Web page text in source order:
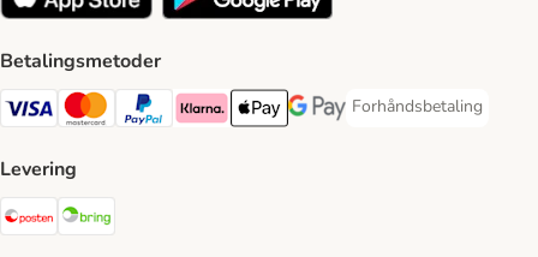
Betalingsmetoder
Visa Payment Method
Mastercard Payment Method
PayPal Payment Method
Klarna Payment Method
Apple Pay Payment Method
Google Pay Payment Method
Forhåndsbetaling
Forhåndsbetaling
Levering
Posten Shipping Method